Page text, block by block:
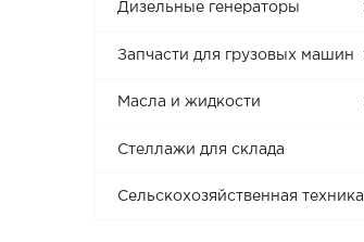
Дизельные генераторы
Запчасти для грузовых машин
Масла и жидкости
Стеллажи для склада
Сельскохозяйственная техника